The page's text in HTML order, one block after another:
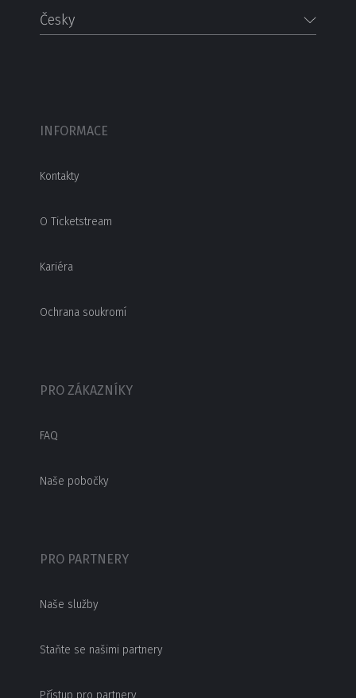
Česky
INFORMACE
Kontakty
O Ticketstream
Kariéra
Ochrana soukromí
PRO ZÁKAZNÍKY
FAQ
Naše pobočky
PRO PARTNERY
Naše služby
Staňte se našimi partnery
Přístup pro partnery